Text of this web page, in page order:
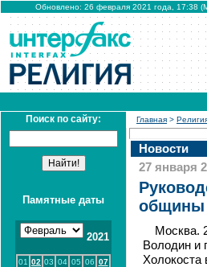
Обновлено: 26 февраля 2021 года, 17:38
Поиск по сайту:
Памятные даты
2021
01 02 03 04 05 06 07
Главная >
Новости
27 января
общины
Москва.
Володин и
Холокоста